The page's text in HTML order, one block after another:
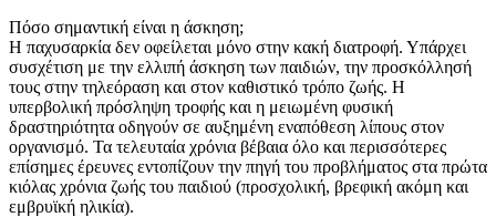
Πόσο σημαντική είναι η άσκηση;
Η παχυσαρκία δεν οφείλεται μόνο στην κακή διατροφή. Υπάρχει
συσχέτιση με την ελλιπή άσκηση των παιδιών, την προσκόλλησή
τους στην τηλεόραση και στον καθιστικό τρόπο ζωής. Η
υπερβολική πρόσληψη τροφής και η μειωμένη φυσική
δραστηριότητα οδηγούν σε αυξημένη εναπόθεση λίπους στον
οργανισμό. Τα τελευταία χρόνια βέβαια όλο και περισσότερες
επίσημες έρευνες εντοπίζουν την πηγή του προβλήματος στα πρώτα
κιόλας χρόνια ζωής του παιδιού (προσχολική, βρεφική ακόμη και
εμβρυϊκή ηλικία).